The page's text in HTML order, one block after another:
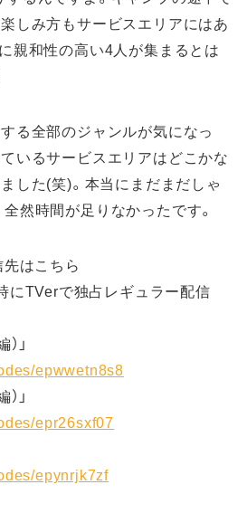
しみ方もサービスエリアにはあ
親和性の高い4人が集まるとは
る全部のジャンルが気になっ
いるサービスエリアはどこかな
した(笑)。本当にまだまだしゃ
然時間が足りなかったです。
先はこちら
にTVerで独占レギュラー配信
」
epwwetn8s8
」
epr26sxf07
epynrjk7zf